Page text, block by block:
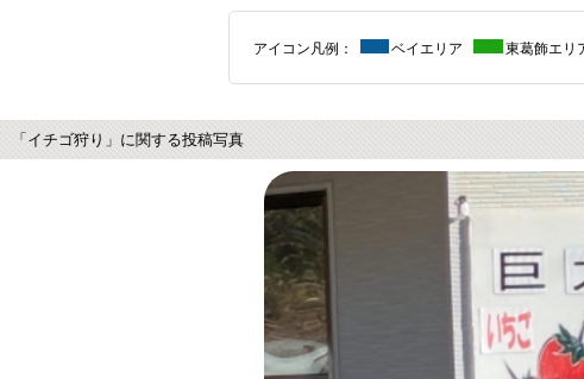
アイコン凡例： ベイエリア 東葛飾エリ
「イチゴ狩り」に関する投稿写真